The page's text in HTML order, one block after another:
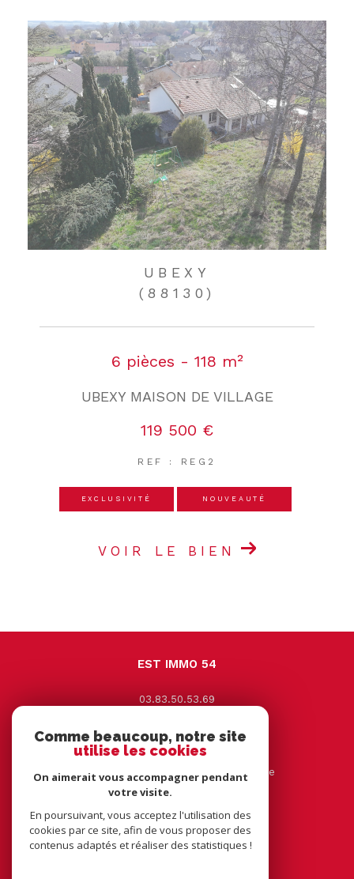
UBEXY
(88130)
6 pièces - 118 m²
UBEXY MAISON DE VILLAGE
119 500 €
REF : REG2
EXCLUSIVITÉ NOUVEAUTÉ
VOIR LE BIEN
EST IMMO 54
03.83.50.53.69
9 Avenue Jacques Leclerc
54330vézelise
44 rue tourtelle frère 54116 tantonville
NOUS SUIVRE SUR
Comme beaucoup, notre site
utilise les cookies
On aimerait vous accompagner pendant
votre visite.
En poursuivant, vous acceptez l'utilisation des
cookies par ce site, afin de vous proposer des
contenus adaptés et réaliser des statistiques !